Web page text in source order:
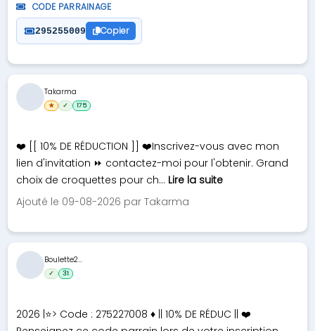
CODE PARRAINAGE
295255009 Copier
❤️ [[ 10% DE RÉDUCTION ]] ❤️Inscrivez-vous avec mon
lien d'invitation ⏩ contactez-moi pour l'obtenir. Grand
choix de croquettes pour ch... Lire la suite
Ajouté le 09-08-2026 par Takarma
Takarma
★ ✓ 175
2026 |⭐> Code : 275227008 ♦ || 10% DE RÉDUC || ❤️
Boulette2...
✓ 31